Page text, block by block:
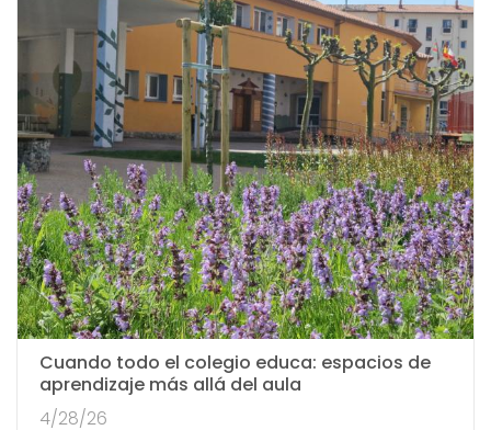
Cuando todo el colegio educa: espacios de
aprendizaje más allá del aula
4/28/26